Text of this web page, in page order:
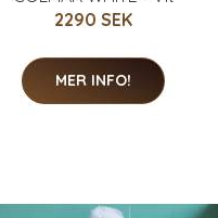
2290 SEK
MER INFO!